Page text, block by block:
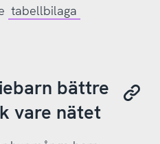
tabellbilaga
bättre
vare nätet